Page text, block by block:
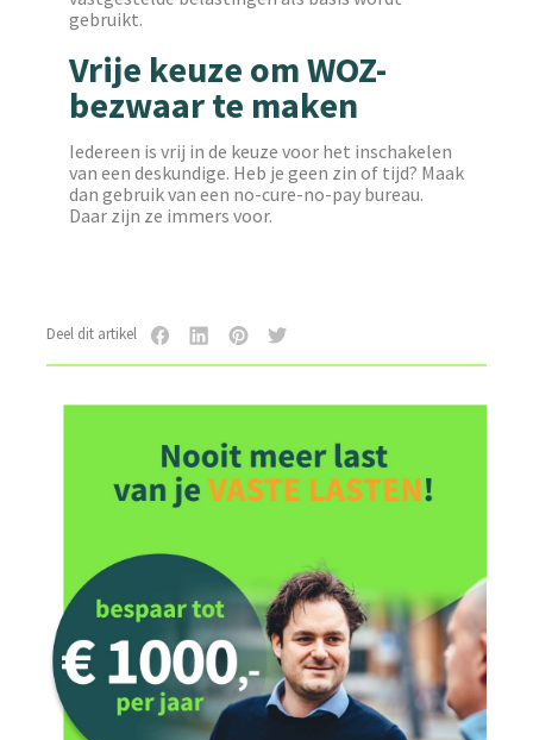
gebruikt.
Vrije keuze om WOZ-
bezwaar te maken
Iedereen is vrij in de keuze voor het inschakelen
van een deskundige. Heb je geen zin of tijd? Maak
dan gebruik van een no-cure-no-pay bureau.
Daar zijn ze immers voor.
Deel dit artikel